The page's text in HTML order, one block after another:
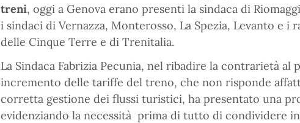
treni, oggi a Genova erano presenti la sindaca di
i sindaci di Vernazza, Monterosso, La Spezia, Levanto e i
delle Cinque Terre e di Trenitalia.
La Sindaca Fabrizia Pecunia, nel ribadire la contrarietà al
incremento delle tariffe del treno, che non risponde
corretta gestione dei flussi turistici, ha presentato una
evidenziando la necessità prima di tutto di condividere